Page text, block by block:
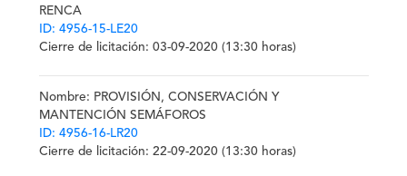
RENCA
ID: 4956-15-LE20
Cierre de licitación: 03-09-2020 (13:30 horas)
Nombre: PROVISIÓN, CONSERVACIÓN Y
MANTENCIÓN SEMÁFOROS
ID: 4956-16-LR20
Cierre de licitación: 22-09-2020 (13:30 horas)